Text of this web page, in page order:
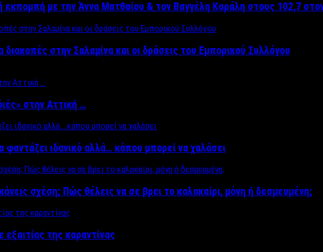
εκπομπή με την Άννα Ματθαίου & τον Βαγγέλη Καράλη στους 102,7
διακοπές στην Σαλαμίνα και οι δράσεις του Εμπορικού Συλλόγου
στην Αττική …
ιδανικό αλλά… κάπου μπορεί να χαλάσει
σχέση; Πώς θέλεις να σε βρει το καλοκαίρι, μόνη ή δεσμευμένη;
της καραντίνας